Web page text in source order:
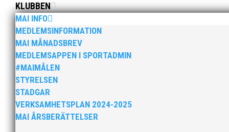
KLUBBEN
MAI INFO
MEDLEMSINFORMATION
MAI MÅNADSBREV
MEDLEMSAPPEN I SPORTADMIN
#MAIMÅLEN
STYRELSEN
STADGAR
VERKSAMHETSPLAN 2024-2025
MAI ÅRSBERÄTTELSER
Bild 2, från vänster: Johan Färemo, Alice Gossner,
Gossner vann och Maria Wedgeworth knep